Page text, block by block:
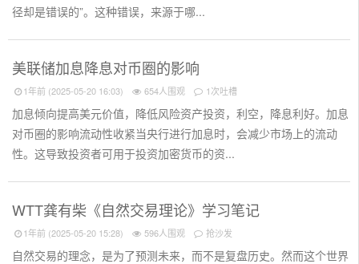
径却是错误的”。这种错误，来源于哪...
美联储加息降息对币圈的影响
1年前 (2025-05-20 16:03) 654人围观 1次吐槽
加息倾向提高美元价值，降低风险资产投资，利空，降息利好。加息
对币圈的影响流动性收紧当央行进行加息时，会减少市场上的流动
性。这导致投资者可用于投资加密货币的资...
WTT龚有柴《自然交易理论》学习笔记
1年前 (2025-05-20 15:28) 596人围观 抢沙发
自然交易的理念，是为了预测未来，而不是复盘历史。然而这个世界